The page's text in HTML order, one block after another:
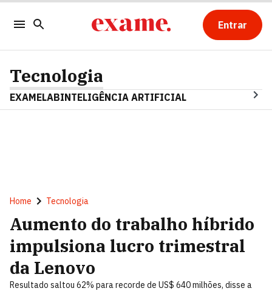
Entrar
Tecnologia
EXAMELABINTELIGÊNCIA ARTIFICIAL
Home Tecnologia
Aumento do trabalho híbrido
impulsiona lucro trimestral
da Lenovo
Resultado saltou 62% para recorde de US$ 640 milhões, disse a